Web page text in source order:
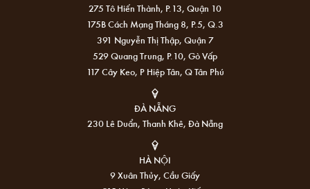
275 Tô Hiến Thành, P.13, Quận 10
175B Cách Mạng Tháng 8, P.5, Q.3
391 Nguyễn Thị Thập, Quận 7
529 Quang Trung, P.10, Gò Vấp
117 Cây Keo, P Hiệp Tân, Q Tân Phú
ĐÀ NẴNG
230 Lê Duẩn, Thanh Khê, Đà Nẵng
HÀ NỘI
9 Xuân Thủy, Cầu Giấy